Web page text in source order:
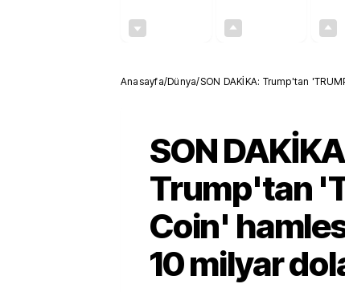
Anasayfa/Dünya/SON DAKİKA: Trump'tan
SON
Trump'tan
Coin'
10 milyar